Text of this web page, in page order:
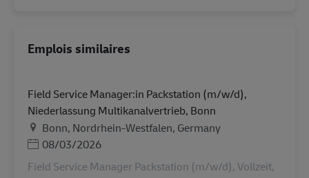
Emplois similaires
Field Service Manager:in Packstation (m/w/d),
Niederlassung Multikanalvertrieb, Bonn
LieuBonn, Nordrhein-Westfalen, Germany
Posted Date
08/03/2026
Field Service Manager Packstation (m/w/d), Vollzeit,